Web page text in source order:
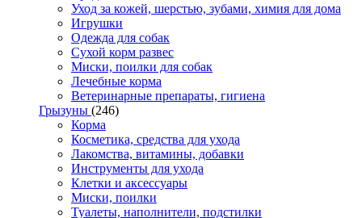
Уход за кожей, шерстью, зубами, химия для дома
Игрушки
Одежда для собак
Сухой корм развес
Миски, поилки для собак
Лечебные корма
Ветеринарные препараты, гигиена
Грызуны (246)
Корма
Косметика, средства для ухода
Лакомства, витамины, добавки
Инструменты для ухода
Клетки и аксессуары
Миски, поилки
Туалеты, наполнители, подстилки